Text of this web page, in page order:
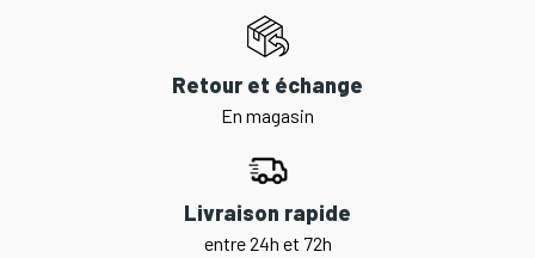
Retour et échange
En magasin
Livraison rapide
entre 24h et 72h